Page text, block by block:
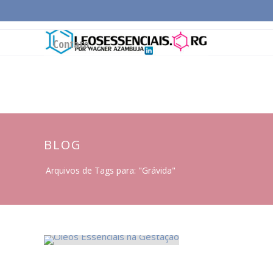
Contato
BLOG
Arquivos de Tags para: "Grávida"